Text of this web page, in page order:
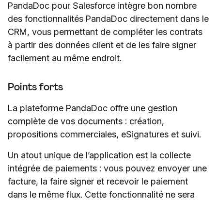
PandaDoc pour Salesforce intègre bon nombre
des fonctionnalités PandaDoc directement dans le
CRM, vous permettant de compléter les contrats
à partir des données client et de les faire signer
facilement au même endroit.
Points forts
La plateforme PandaDoc offre une gestion
complète de vos documents : création,
propositions commerciales, eSignatures et suivi.
Un atout unique de l’application est la collecte
intégrée de paiements : vous pouvez envoyer une
facture, la faire signer et recevoir le paiement
dans le même flux. Cette fonctionnalité ne sera